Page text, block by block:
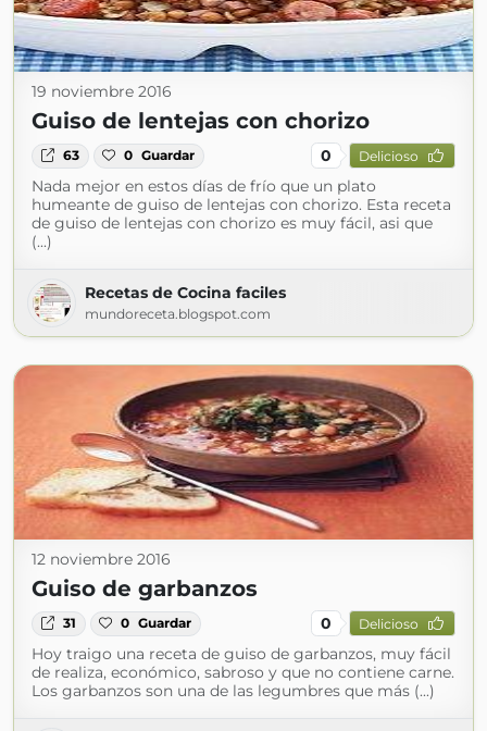
19 noviembre 2016
Guiso de lentejas con chorizo
63 0 Guardar 0 Delicioso
Nada mejor en estos días de frío que un plato
humeante de guiso de lentejas con chorizo. Esta receta
de guiso de lentejas con chorizo es muy fácil, asi que
(...)
Recetas de Cocina faciles
mundoreceta.blogspot.com
12 noviembre 2016
Guiso de garbanzos
31 0 Guardar 0 Delicioso
Hoy traigo una receta de guiso de garbanzos, muy fácil
de realiza, económico, sabroso y que no contiene carne.
Los garbanzos son una de las legumbres que más (...)